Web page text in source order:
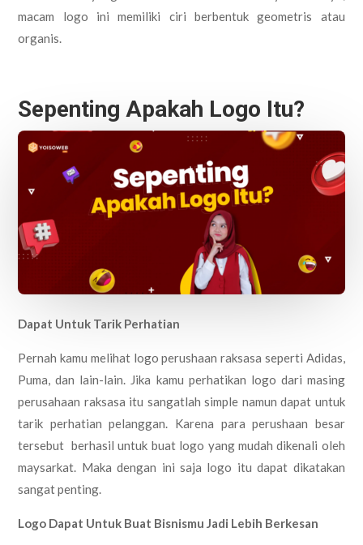
macam logo ini memiliki ciri berbentuk geometris atau
organis.
Sepenting Apakah Logo Itu?
Dapat Untuk Tarik Perhatian
Pernah kamu melihat logo perushaan raksasa seperti Adidas,
Puma, dan lain-lain. Jika kamu perhatikan logo dari masing
perusahaan raksasa itu sangatlah simple namun dapat untuk
tarik perhatian pelanggan. Karena para perushaan besar
tersebut berhasil untuk buat logo yang mudah dikenali oleh
maysarkat. Maka dengan ini saja logo itu dapat dikatakan
sangat penting.
Logo Dapat Untuk Buat Bisnismu Jadi Lebih Berkesan